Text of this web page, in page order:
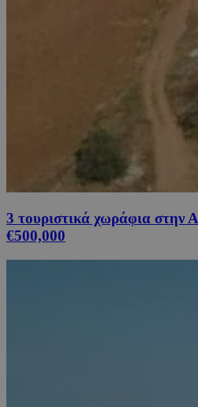
3 τουριστικά χωράφια στην
€500,000